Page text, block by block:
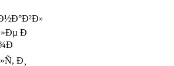
Ð
Ð¸